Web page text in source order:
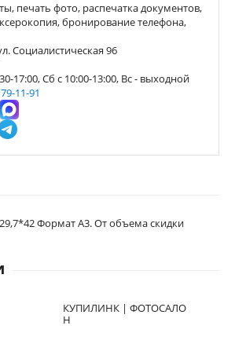
печать фото, распечатка документов,
бронирование телефона,
Социалистическая 96
17:00, Сб с 10:00-13:00, Вс - выходной
11-91
Формат А3. От объема скидки
КУПИЛИНК | ФОТОСАЛО
Н